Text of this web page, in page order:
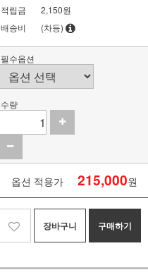
적립금
2,150원
배송비
(차등)
필수옵션
수량
옵션 적용가 215,000원
장바구니 구매하기